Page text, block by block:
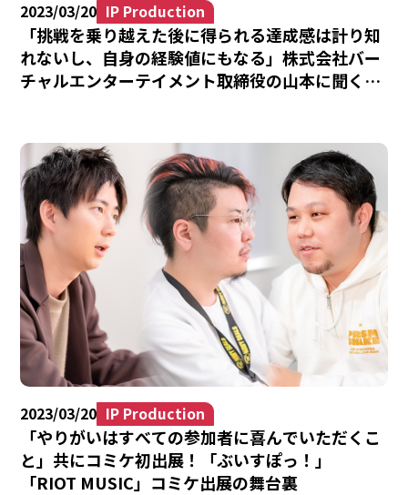
2023/03/20 IP Production
「挑戦を乗り越えた後に得られる達成感は計り知
れないし、自身の経験値にもなる」株式会社バー
チャルエンターテイメント取締役の山本に聞く組
2023/03/20 IP Production
「やりがいはすべての参加者に喜んでいただくこ
と」共にコミケ初出展！「ぶいすぽっ！」
「RIOT MUSIC」コミケ出展の舞台裏